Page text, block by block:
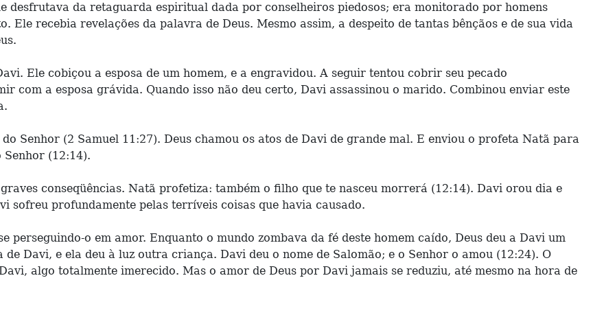
desfrutava da retaguarda espiritual dada por conselheiros piedosos; era monitorado por homens
recebia revelações da palavra de Deus. Mesmo assim, a despeito de tantas bênçãos e de sua vida
Ele cobiçou a esposa de um homem, e a engravidou. A seguir tentou cobrir seu pecado
com a esposa grávida. Quando isso não deu certo, Davi assassinou o marido. Combinou enviar este
Senhor (2 Samuel 11:27). Deus chamou os atos de Davi de grande mal. E enviou o profeta Natã para
Senhor (12:14).
conseqüências. Natã profetiza: também o filho que te nasceu morrerá (12:14). Davi orou dia e
sofreu profundamente pelas terríveis coisas que havia causado.
perseguindo-o em amor. Enquanto o mundo zombava da fé deste homem caído, Deus deu a Davi um
Davi, e ela deu à luz outra criança. Davi deu o nome de Salomão; e o Senhor o amou (12:24). O
algo totalmente imerecido. Mas o amor de Deus por Davi jamais se reduziu, até mesmo na hora de